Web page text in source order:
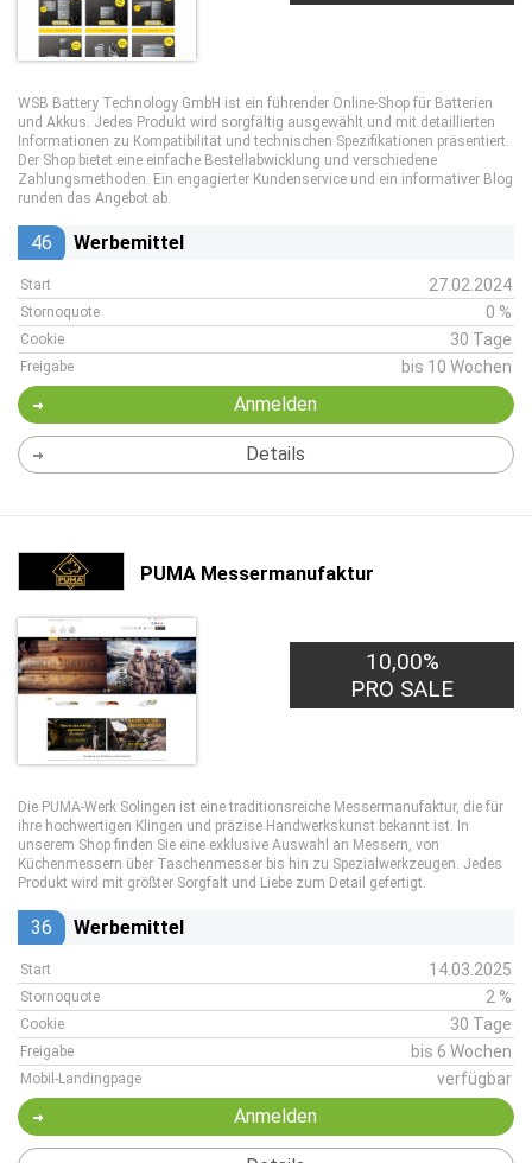
WSB Battery Technology GmbH ist ein führender Online-Shop für Batterien
und Akkus. Jedes Produkt wird sorgfältig ausgewählt und mit detaillierten
Informationen zu Kompatibilität und technischen Spezifikationen präsentiert.
Der Shop bietet eine einfache Bestellabwicklung und verschiedene
Zahlungsmethoden. Ein engagierter Kundenservice und ein informativer Blog
runden das Angebot ab.
46 Werbemittel
Start 27.02.2024
Stornoquote 0 %
Cookie 30 Tage
Freigabe bis 10 Wochen
Anmelden
Details
PUMA Messermanufaktur
10,00%
PRO SALE
Die PUMA-Werk Solingen ist eine traditionsreiche Messermanufaktur, die für
ihre hochwertigen Klingen und präzise Handwerkskunst bekannt ist. In
unserem Shop finden Sie eine exklusive Auswahl an Messern, von
Küchenmessern über Taschenmesser bis hin zu Spezialwerkzeugen. Jedes
Produkt wird mit größter Sorgfalt und Liebe zum Detail gefertigt.
36 Werbemittel
Start 14.03.2025
Stornoquote 2 %
Cookie 30 Tage
Freigabe bis 6 Wochen
Mobil-Landingpage verfügbar
Anmelden